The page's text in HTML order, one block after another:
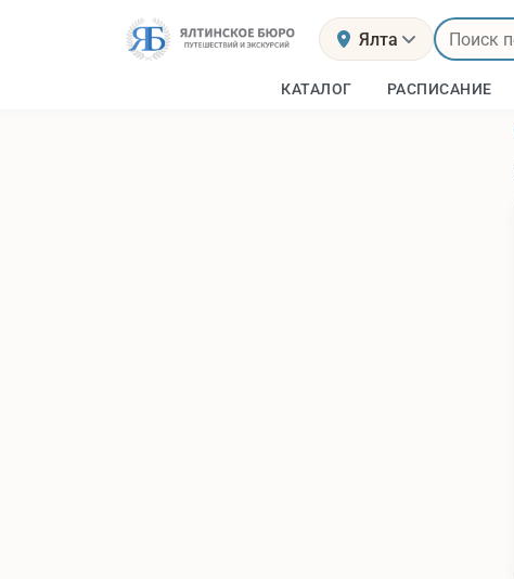
Ялта
КАТАЛОГ РАСПИСАНИЕ